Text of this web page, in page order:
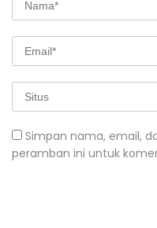
Simpan nama, email,
peramban ini untuk